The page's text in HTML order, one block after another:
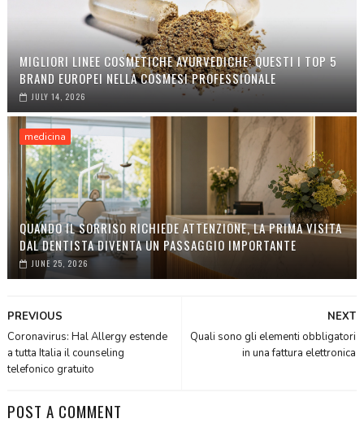
MIGLIORI LINEE COSMETICHE AYURVEDICHE: QUESTI I TOP 5
BRAND EUROPEI NELLA COSMESI PROFESSIONALE
JULY 14, 2026
medicina
QUANDO IL SORRISO RICHIEDE ATTENZIONE, LA PRIMA VISITA
DAL DENTISTA DIVENTA UN PASSAGGIO IMPORTANTE
JUNE 25, 2026
NEXT
Quali sono gli elementi obbligatori
in una fattura elettronica
PREVIOUS
Coronavirus: Hal Allergy estende
a tutta Italia il counseling
telefonico gratuito
POST A COMMENT